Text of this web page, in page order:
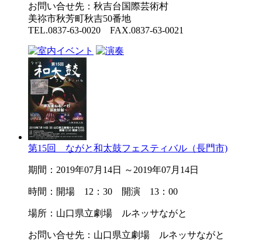
お問い合せ先：秋吉台国際芸術村
美祢市秋芳町秋吉50番地
TEL.0837-63-0020 FAX.0837-63-0021
第15回 ながと和太鼓フェスティバル（長門市)
期間：2019年07月14日 ～2019年07月14日
時間：開場 12：30 開演 13：00
場所：山口県立劇場 ルネッサながと
お問い合せ先：山口県立劇場 ルネッサながと